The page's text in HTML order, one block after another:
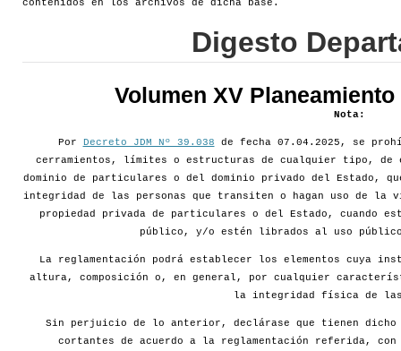
contenidos en los archivos de dicha base.
Digesto
Volumen XV
Nota:
Por Decreto JDM Nº 39.038 de fecha 07.04.2025, se
cerramientos, límites o estructuras de cualquier tipo, de
dominio de particulares o del dominio privado del Estado,
integridad de las personas que transiten o hagan uso de la
propiedad privada de particulares o del Estado, cuando
público, y/o estén librados al uso
La reglamentación podrá establecer los elementos cuya
altura, composición o, en general, por cualquier
la integridad física de las
Sin perjuicio de lo anterior, declárase que tienen dicho
cortantes de acuerdo a la reglamentación referida,